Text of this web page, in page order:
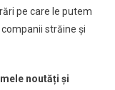
pe care le putem
străine şi
noutăți și